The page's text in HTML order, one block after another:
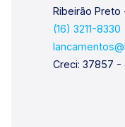
Ribeirão Preto
(16) 3211-8330
Creci: 37857 -